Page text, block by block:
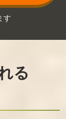
14,800
曲
す
る